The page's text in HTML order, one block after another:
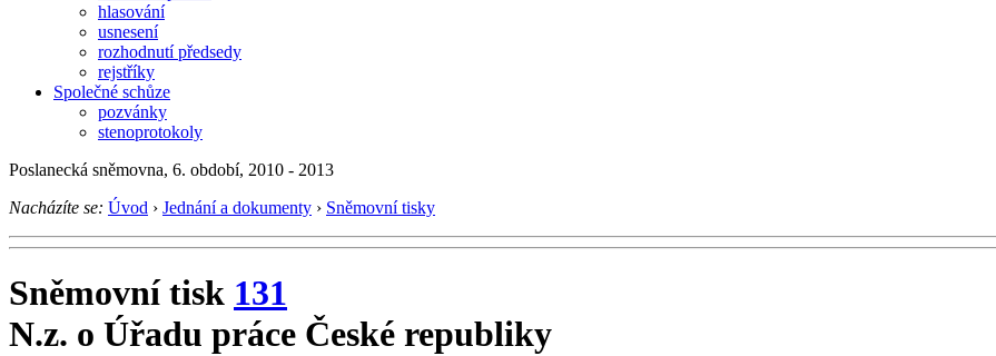
hlasování
usnesení
rozhodnutí předsedy
rejstříky
Společné schůze
pozvánky
stenoprotokoly
Poslanecká sněmovna, 6. období, 2010 - 2013
Nacházíte se: Úvod › Jednání a dokumenty › Sněmovní tisky
Sněmovní tisk 131
N.z. o Úřadu práce České republiky